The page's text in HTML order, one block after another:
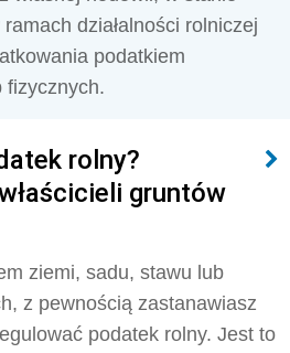
działalności rolniczej
podatkiem
fizycznych.
rolny?
gruntów
ziemi, sadu, stawu lub
z pewnością zastanawiasz
podatek rolny. Jest to